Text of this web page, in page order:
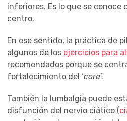
inferiores. Es lo que se conoce
centro.
En ese sentido, la práctica de
algunos de los ejercicios para
recomendados porque se
fortalecimiento del ‘core’.
También la lumbalgia puede
disfunción del nervio ciático (